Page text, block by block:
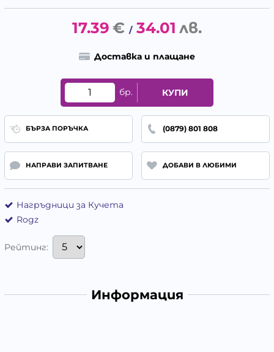
17.39 € / 34.01 лв.
Доставка и плащане
бр. КУПИ
БЪРЗА ПОРЪЧКА (0879) 801 808
НАПРАВИ ЗАПИТВАНЕ ДОБАВИ В ЛЮБИМИ
Нагръдници за Кучета
Rogz
Рейтинг:
Информация